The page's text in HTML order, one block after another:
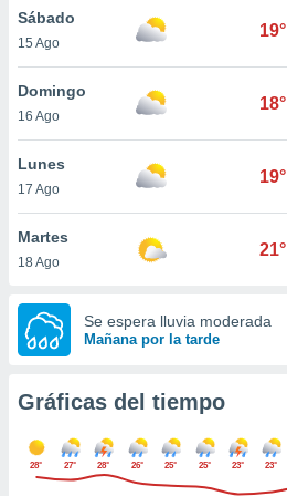
abono
únicos
similares
este sitio
IP
de
traten tus
a lo que
Sábado
15 Ago
19°
Domingo
16 Ago
18°
Lunes
17 Ago
19°
Martes
18 Ago
21°
Se espera lluvia moderada
Mañana por la tarde
Gráficas del tiempo
28° 27° 28° 26° 25° 25° 23° 23°